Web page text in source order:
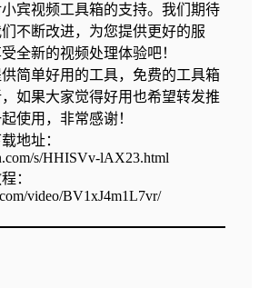
宾视频工具箱的支持。我们期待
不断改进，为您提供更好的服
全新的视频处理体验吧！
简单好用的工具，免费的工具箱
如果大家觉得好用也希望转发推
使用，非常感谢！
地址：
s/HHISVv-lAX23.html
：
video/BV1xJ4m1L7vr/